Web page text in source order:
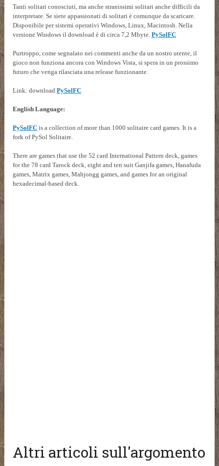
Tanti solitari conosciuti, ma anche stranissimi solitari anche difficili da
interpretare. Se siete appassionati di solitari è comunque da scaricare.
Disponibile per sistemi operativi Windows, Linux, Macintosh. Nella
versione Windows il download è di circa 7,2 Mbyte. PySolFC
Purtroppo, come segnalato nei commenti anche da un nostro utente, il
gioco non funziona ancora con Windows Vista, si spera in un prossimo
futuro che venga rilasciata una release funzionante.
Link: downloadPySolFC
English Language:
PySolFC is a collection of more than 1000 solitaire card games. It is a
fork of PySol Solitaire.
There are games that use the 52 card International Pattern deck, games
for the 78 card Tarock deck, eight and ten suit Ganjifa games, Hanafuda
games, Matrix games, Mahjongg games, and games for an original
hexadecimal-based deck.
Altri articoli sull'argomento